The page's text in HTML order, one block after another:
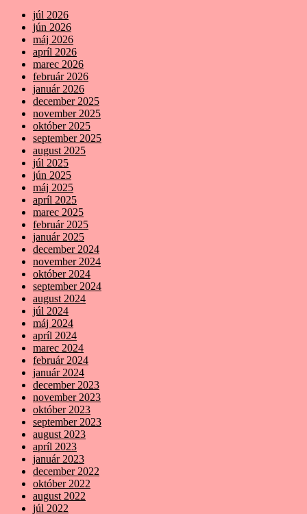
júl 2026
jún 2026
máj 2026
apríl 2026
marec 2026
február 2026
január 2026
december 2025
november 2025
október 2025
september 2025
august 2025
júl 2025
jún 2025
máj 2025
apríl 2025
marec 2025
február 2025
január 2025
december 2024
november 2024
október 2024
september 2024
august 2024
júl 2024
máj 2024
apríl 2024
marec 2024
február 2024
január 2024
december 2023
november 2023
október 2023
september 2023
august 2023
apríl 2023
január 2023
december 2022
október 2022
august 2022
júl 2022